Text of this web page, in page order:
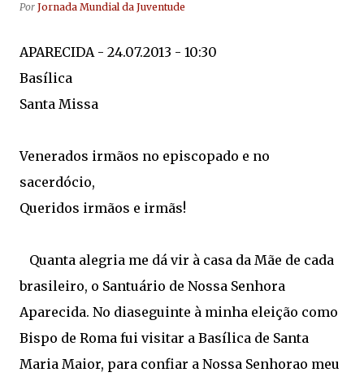
Por Jornada Mundial da Juventude
APARECIDA - 24.07.2013 - 10:30
Basílica
Santa Missa
Venerados irmãos no episcopado e no
sacerdócio,
Queridos irmãos e irmãs!
Quanta alegria me dá vir à casa da Mãe de cada
brasileiro, o Santuário de Nossa Senhora
Aparecida. No diaseguinte à minha eleição como
Bispo de Roma fui visitar a Basílica de Santa
Maria Maior, para confiar a Nossa Senhorao meu